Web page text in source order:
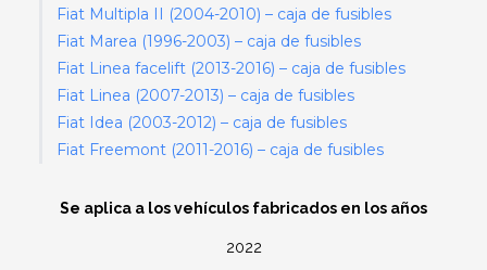
Fiat Multipla II (2004-2010) – caja de fusibles
Fiat Marea (1996-2003) – caja de fusibles
Fiat Linea facelift (2013-2016) – caja de fusibles
Fiat Linea (2007-2013) – caja de fusibles
Fiat Idea (2003-2012) – caja de fusibles
Fiat Freemont (2011-2016) – caja de fusibles
Se aplica a los vehículos fabricados en los años
2022